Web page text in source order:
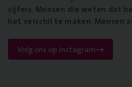
cijfers. Mensen die weten dat
het verschil te maken. Mensen
Volg ons op instagram